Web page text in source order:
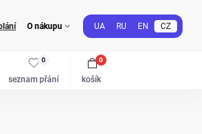
O nákupu UA RU EN CZ
seznam přání
0
košík
0